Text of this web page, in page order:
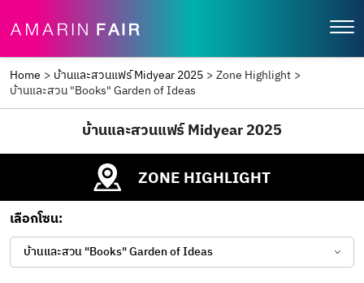
Home > บ้านและสวนแฟร์ Midyear 2025 > Zone Highlight >
บ้านและสวน "Books" Garden of Ideas
บ้านและสวนแฟร์ Midyear 2025
ZONE HIGHLIGHT
เลือกโซน:
บ้านและสวน "Books" Garden of Ideas